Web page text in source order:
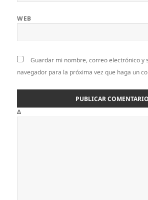
WEB
Guardar mi nombre, correo electrónico y
navegador para la próxima vez que haga un
Δ